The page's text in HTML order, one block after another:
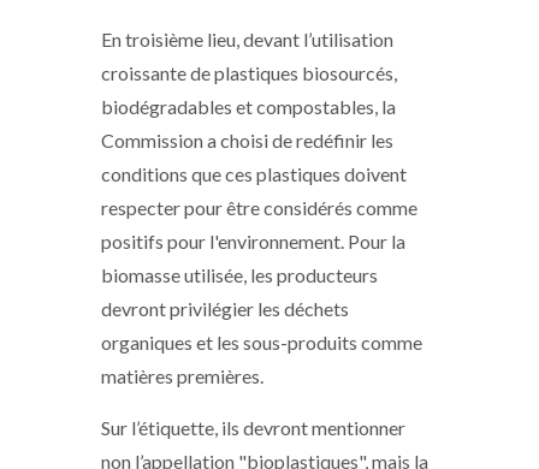
En troisième lieu, devant l’utilisation
croissante de plastiques biosourcés,
biodégradables et compostables, la
Commission a choisi de redéfinir les
conditions que ces plastiques doivent
respecter pour être considérés comme
positifs pour l'environnement. Pour la
biomasse utilisée, les producteurs
devront privilégier les déchets
organiques et les sous-produits comme
matières premières.
Sur l’étiquette, ils devront mentionner
non l’appellation "bioplastiques", mais la